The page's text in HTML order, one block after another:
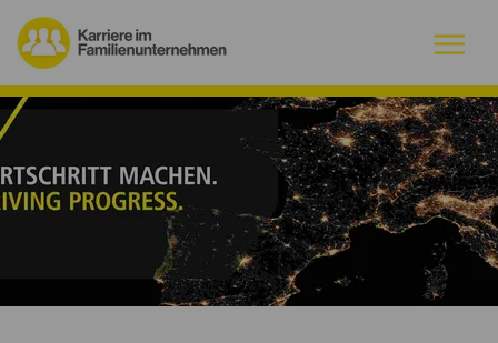
Warum Familienunternehmen?
Firmenprofile
Magazin